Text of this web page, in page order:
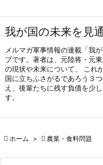
我が国の未来を見
メルマガ軍事情報の連載「我
ブです。著者は、元陸将・元
の現状や未来について、 これ
国に立ちふさがるであろう３
え、後輩たちに残す負債を少
す。
 ホーム >  農業・食料問題